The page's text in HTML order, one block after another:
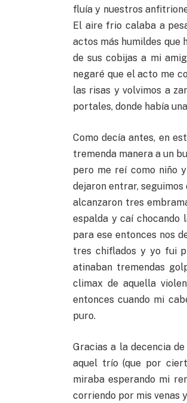
fluía y nuestros
El aire frio calaba a
actos más humildes que
de sus cobijas a mi
negaré que el acto me
las risas y volvimos a
portales, donde había
Como decía antes, en
tremenda manera a un
pero me reí como niño
dejaron entrar, seguimos
alcanzaron tres
espalda y caí chocando
para ese entonces nos
tres chiflados y yo fui
atinaban tremendas
climax de aquella
entonces cuando mi
puro.
Gracias a la decencia
aquel trío (que por
miraba esperando mi
corriendo por mis venas